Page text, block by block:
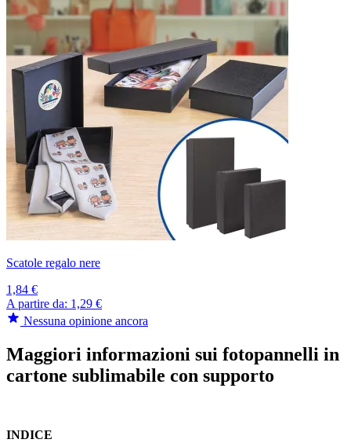
Scatole regalo nere
1,84 €
A partire da: 1,29 €
Nessuna opinione ancora
Maggiori informazioni sui fotopannelli in
cartone sublimabile con supporto
INDICE